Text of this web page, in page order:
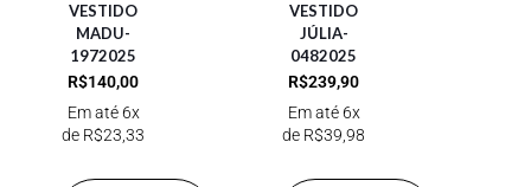
VESTIDO
MADU-
1972025
R$140,00
Em até 6x
de R$23,33
VESTIDO
JÚLIA-
0482025
R$239,90
Em até 6x
de R$39,98